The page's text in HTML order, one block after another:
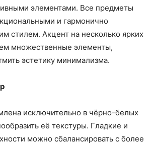
элементами. Все предметы
и гармонично
стилем. Акцент на несколько ярких
множественные элементы,
эстетику минимализма.
исключительно в чёрно-белых
её текстуры. Гладкие и
можно сбалансировать с более